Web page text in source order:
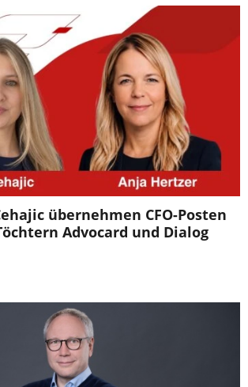
übernehmen CFO-Posten
Advocard und Dialog